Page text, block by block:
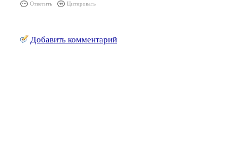
Ответить Цитировать
Добавить комментарий